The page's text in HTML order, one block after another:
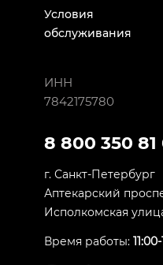
Условия
обслуживания
ИНН
7842175780
8 800 350 81
г. Санкт-Петербург
Аптекарский
Исполкомская
Время работы: